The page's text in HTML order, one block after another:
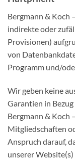
Bergmann & Koch
indirekte oder
Provisionen)
von
Programm und/
Wir geben keine
Garantien in
Bergmann & Koch
Mitgliedschaften
Anspruch darauf,
unserer